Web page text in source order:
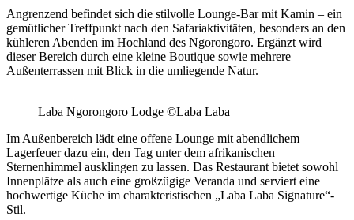
Angrenzend befindet sich die stilvolle Lounge-Bar mit Kamin – ein
gemütlicher Treffpunkt nach den Safariaktivitäten, besonders an den
kühleren Abenden im Hochland des Ngorongoro. Ergänzt wird
dieser Bereich durch eine kleine Boutique sowie mehrere
Außenterrassen mit Blick in die umliegende Natur.
Laba Ngorongoro Lodge ©Laba Laba
Im Außenbereich lädt eine offene Lounge mit abendlichem
Lagerfeuer dazu ein, den Tag unter dem afrikanischen
Sternenhimmel ausklingen zu lassen. Das Restaurant bietet sowohl
Innenplätze als auch eine großzügige Veranda und serviert eine
hochwertige Küche im charakteristischen „Laba Laba Signature“-
Stil.